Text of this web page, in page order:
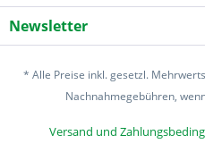
Newsletter
* Alle Preise inkl. gesetzl.
Nachnahmegebühren,
Versand und